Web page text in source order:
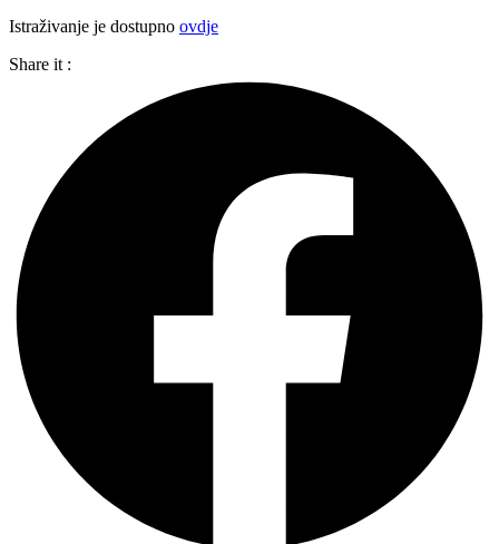
Istraživanje je dostupno ovdje
Share it :